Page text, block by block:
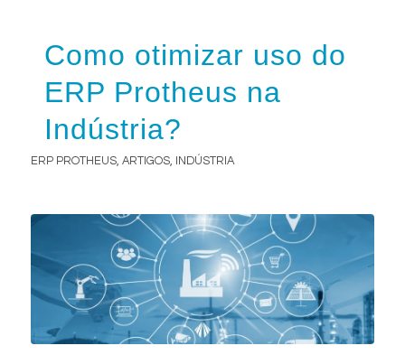
Como otimizar uso do
ERP Protheus na
Indústria?
ERP PROTHEUS, ARTIGOS, INDÚSTRIA